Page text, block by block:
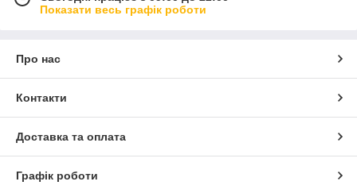
Показати весь графік роботи
Про нас
Контакти
Доставка та оплата
Графік роботи